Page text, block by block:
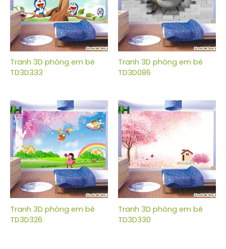
Tranh 3D phòng em bé
TD3D333
Tranh 3D phòng em bé
TD3D086
Tranh 3D phòng em bé
TD3D326
Tranh 3D phòng em bé
TD3D330